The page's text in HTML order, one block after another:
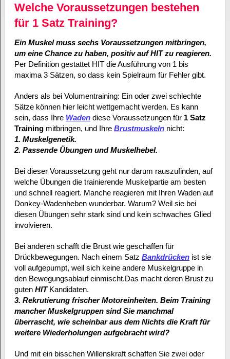
Welche Voraussetzungen bestehen
für 1 Satz Training?
Ein Muskel muss sechs Voraussetzungen mitbringen,
um eine Chance zu haben, positiv auf HIT zu reagieren.
Per Definition gestattet HIT die Ausführung von 1 bis
maxima 3 Sätzen, so dass kein Spielraum für Fehler gibt.
Anders als bei Volumentraining: Ein oder zwei schlechte
Sätze können hier leicht wettgemacht werden. Es kann
sein, dass Ihre Wadendiese Voraussetzungen für 1 Satz
Trainingmitbringen, und Ihre Brustmuskelnnicht:
1. Muskelgenetik.
2. Passende Übungen und Muskelhebel.
Bei dieser Voraussetzung geht nur darum rauszufinden, auf
welche Übungen die trainierende Muskelpartie am besten
und schnell reagiert. Manche reagieren mit Ihren Waden auf
Donkey-Wadenheben wunderbar. Warum? Weil sie bei
diesen Übungen sehr stark sind und kein schwaches Glied
involvieren.
Bei anderen schafft die Brust wie geschaffen für
Drückbewegungen. Nach einem Satz Bankdrückenist sie
voll aufgepumpt, weil sich keine andere Muskelgruppe in
den Bewegungsablauf einmischt.Das macht deren Brust zu
guten HITKandidaten.
3. Rekrutierung frischer Motoreinheiten. Beim Training
mancher Muskelgruppen sind Sie manchmal
überrascht, wie scheinbar aus dem Nichts die Kraft für
weitere Wiederholungen aufgebracht wird?
Und mit ein bisschen Willenskraft schaffen Sie zwei oder